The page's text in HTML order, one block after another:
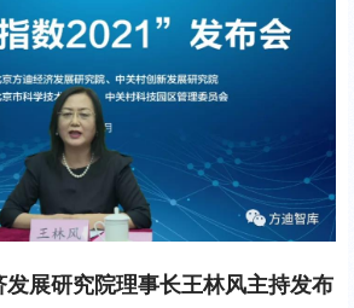
发展研究院理事长王林风主持发布